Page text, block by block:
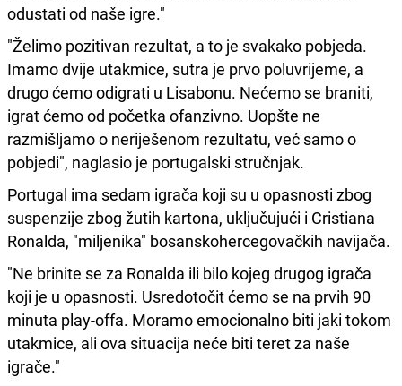
odustati od naše igre."
"Želimo pozitivan rezultat, a to je svakako pobjeda.
Imamo dvije utakmice, sutra je prvo poluvrijeme, a
drugo ćemo odigrati u Lisabonu. Nećemo se braniti,
igrat ćemo od početka ofanzivno. Uopšte ne
razmišljamo o neriješenom rezultatu, već samo o
pobjedi", naglasio je portugalski stručnjak.
Portugal ima sedam igrača koji su u opasnosti zbog
suspenzije zbog žutih kartona, uključujući i Cristiana
Ronalda, "miljenika" bosanskohercegovačkih navijača.
"Ne brinite se za Ronalda ili bilo kojeg drugog igrača
koji je u opasnosti. Usredotočit ćemo se na prvih 90
minuta play-offa. Moramo emocionalno biti jaki tokom
utakmice, ali ova situacija neće biti teret za naše
igrače."